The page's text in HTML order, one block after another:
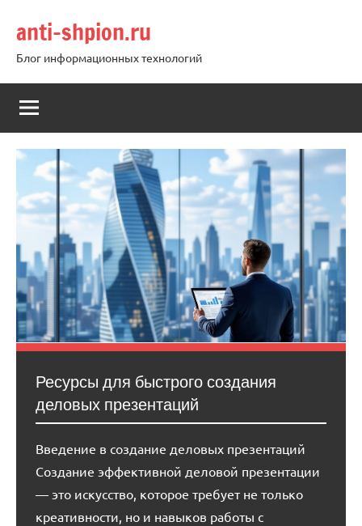
содержимому
anti-shpion.ru
Блог информационных технологий
Ресурсы для быстрого создания
деловых презентаций
Введение в создание деловых презентаций
Создание эффективной деловой презентации
— это искусство, которое требует не только
креативности, но и навыков работы с